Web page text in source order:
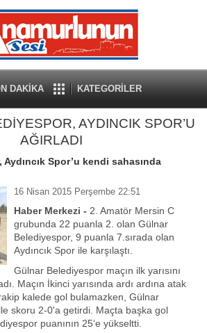
DAKİKA KATEGORİLER
AYDINCIK SPOR’U
AĞIRLADI
Spor’u kendi sahasında
16 Nisan 2015 Perşembe 22:51
Haber Merkezi - 2. Amatör Mersin C
grubunda 22 puanla 2. olan Gülnar
Belediyespor, 9 puanla 7.sırada olan
Aydıncık Spor ile karşılaştı.
Gülnar Belediyespor maçın ilk yarısını
Maçın İkinci yarısında ardı ardına atak
kalede gol bulamazken, Gülnar
skoru 2-0'a getirdi. Maçta başka gol
puanının 25‘e yükseltti.